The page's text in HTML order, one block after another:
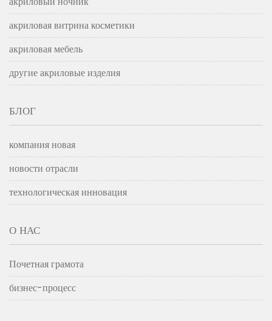
акриловая витрина косметики
акриловая мебель
другие акриловые изделия
БЛОГ
компания новая
новости отрасли
технологическая инновация
О НАС
Почетная грамота
бизнес-процесс